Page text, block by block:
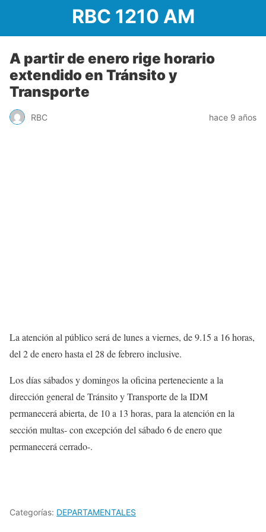
RBC 1210 AM
A partir de enero rige horario
extendido en Tránsito y
Transporte
RBC hace 9 años
La atención al público será de lunes a viernes, de 9.15 a 16 horas,
del 2 de enero hasta el 28 de febrero inclusive.
Los días sábados y domingos la oficina perteneciente a la
dirección general de Tránsito y Transporte de la IDM
permanecerá abierta, de 10 a 13 horas, para la atención en la
sección multas- con excepción del sábado 6 de enero que
permanecerá cerrado-.
Categorías: DEPARTAMENTALES